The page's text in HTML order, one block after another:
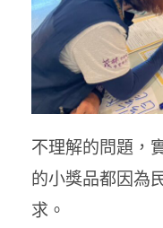
不理解的問題，
的小獎品都因為
求。